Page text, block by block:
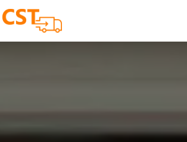
Panneau de gestion des cookies